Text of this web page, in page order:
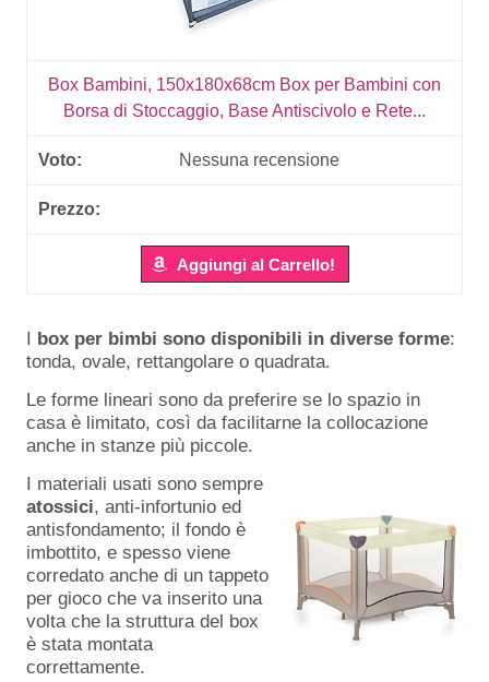
Box Bambini, 150x180x68cm Box per Bambini con
Borsa di Stoccaggio, Base Antiscivolo e Rete...
Nessuna recensione
Aggiungi al Carrello!
I box per bimbi sono disponibili in diverse forme:
tonda, ovale, rettangolare o quadrata.
Le forme lineari sono da preferire se lo spazio in
casa è limitato, così da facilitarne la collocazione
anche in stanze più piccole.
I materiali usati sono sempre
atossici, anti-infortunio ed
antisfondamento; il fondo è
imbottito, e spesso viene
corredato anche di un tappeto
per gioco che va inserito una
volta che la struttura del box
è stata montata
correttamente.